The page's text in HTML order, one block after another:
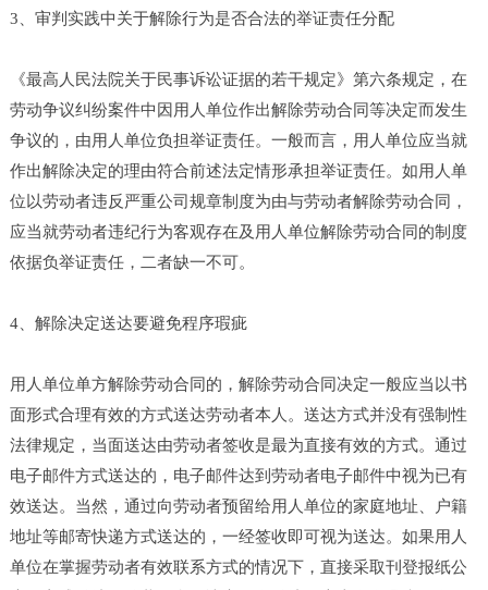
3、审判实践中关于解除行为是否合法的举证责任分配
《最高人民法院关于民事诉讼证据的若干规定》第六条规定，在
劳动争议纠纷案件中因用人单位作出解除劳动合同等决定而发生
争议的，由用人单位负担举证责任。一般而言，用人单位应当就
作出解除决定的理由符合前述法定情形承担举证责任。如用人单
位以劳动者违反严重公司规章制度为由与劳动者解除劳动合同，
应当就劳动者违纪行为客观存在及用人单位解除劳动合同的制度
依据负举证责任，二者缺一不可。
4、解除决定送达要避免程序瑕疵
用人单位单方解除劳动合同的，解除劳动合同决定一般应当以书
面形式合理有效的方式送达劳动者本人。送达方式并没有强制性
法律规定，当面送达由劳动者签收是最为直接有效的方式。通过
电子邮件方式送达的，电子邮件达到劳动者电子邮件中视为已有
效送达。当然，通过向劳动者预留给用人单位的家庭地址、户籍
地址等邮寄快递方式送达的，一经签收即可视为送达。如果用人
单位在掌握劳动者有效联系方式的情况下，直接采取刊登报纸公